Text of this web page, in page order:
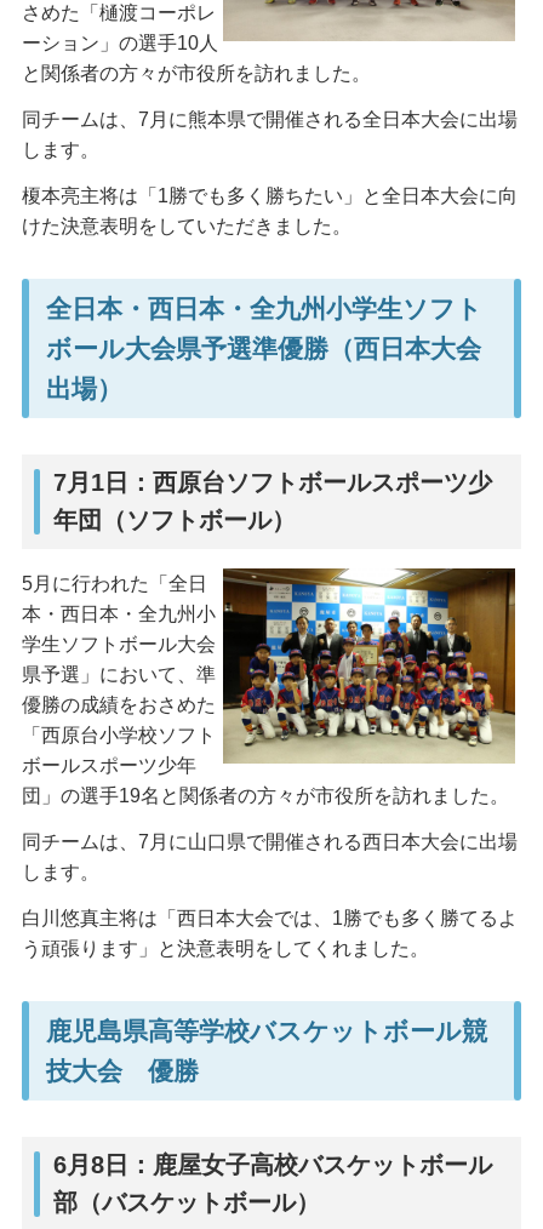
さめた「樋渡コーポレ
ーション」の選手10人
と関係者の方々が市役所を訪れました。
同チームは、7月に熊本県で開催される全日本大会に出場
します。
榎本亮主将は「1勝でも多く勝ちたい」と全日本大会に向
けた決意表明をしていただきました。
全日本・西日本・全九州小学生ソフト
ボール大会県予選準優勝（西日本大会
出場）
7月1日：西原台ソフトボールスポーツ少
年団（ソフトボール）
5月に行われた「全日
本・西日本・全九州小
学生ソフトボール大会
県予選」において、準
優勝の成績をおさめた
「西原台小学校ソフト
ボールスポーツ少年
団」の選手19名と関係者の方々が市役所を訪れました。
同チームは、7月に山口県で開催される西日本大会に出場
します。
白川悠真主将は「西日本大会では、1勝でも多く勝てるよ
う頑張ります」と決意表明をしてくれました。
鹿児島県高等学校バスケットボール競
技大会 優勝
6月8日：鹿屋女子高校バスケットボール
部（バスケットボール）